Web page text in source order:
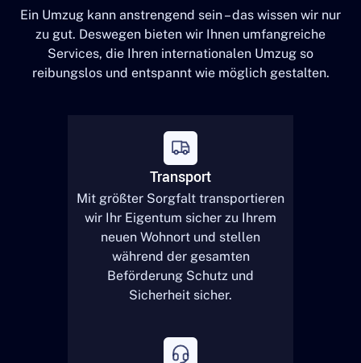
Ein Umzug kann anstrengend sein – das wissen wir nur
zu gut. Deswegen bieten wir Ihnen umfangreiche
Services, die Ihren internationalen Umzug so
reibungslos und entspannt wie möglich gestalten.
Transport
Mit größter Sorgfalt transportieren
wir Ihr Eigentum sicher zu Ihrem
neuen Wohnort und stellen
während der gesamten
Beförderung Schutz und
Sicherheit sicher.